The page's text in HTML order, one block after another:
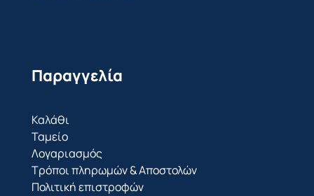
Παραγγελία
Καλάθι
Ταμείο
Λογαριασμός
Τρόποι πληρωμών & Αποστολών
Πολιτική επιστροφών